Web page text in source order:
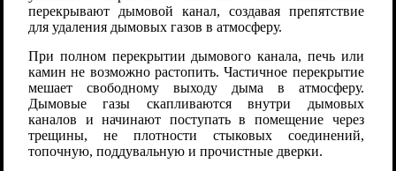
перекрывают дымовой канал, создавая препятствие
для удаления дымовых газов в атмосферу.
При полном перекрытии дымового канала, печь или
камин не возможно растопить. Частичное перекрытие
мешает свободному выходу дыма в атмосферу.
Дымовые газы скапливаются внутри дымовых
каналов и начинают поступать в помещение через
трещины, не плотности стыковых соединений,
топочную, поддувальную и прочистные дверки.